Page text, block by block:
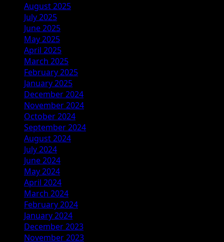
August 2025
July 2025
June 2025
May 2025
April 2025
March 2025
February 2025
January 2025
December 2024
November 2024
October 2024
September 2024
August 2024
July 2024
June 2024
May 2024
April 2024
March 2024
February 2024
January 2024
December 2023
November 2023